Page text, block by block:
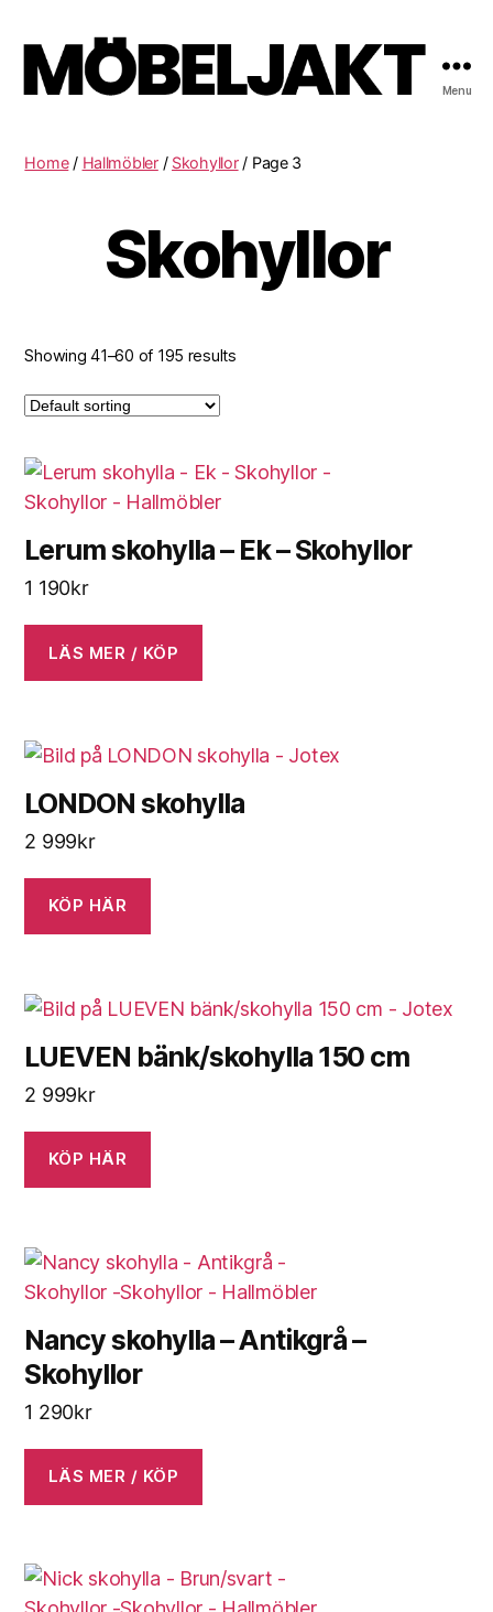
Menu
Home/ Hallmöbler/ Skohyllor/ Page 3
Skohyllor
Showing 41–60 of 195 results
Lerum skohylla – Ek – Skohyllor
1 190kr
LÄS MER / KÖP
LONDON skohylla
2 999kr
KÖP HÄR
LUEVEN bänk/skohylla 150 cm
2 999kr
KÖP HÄR
Nancy skohylla – Antikgrå –
Skohyllor
1 290kr
LÄS MER / KÖP